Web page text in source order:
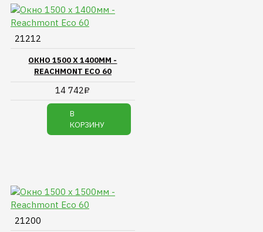
21212
ОКНО 1500 Х 1400ММ -
REACHMONT ECO 60
14 742₽
В
КОРЗИНУ
21200